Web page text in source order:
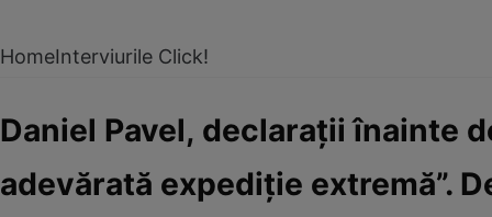
HomeInterviurile Click!
Daniel Pavel, declarații înainte
adevărată expediție extremă”.